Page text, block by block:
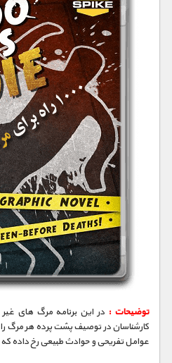
سرگرمی
شناخت کودکان
طبیعت
علم و فناوری
فرهنگ / هنر
کیهان / نجوم
گردشگری
ماورایی
مسابقات / ورزشی
مستند های اختصاصی
توضیحات : در این برنامه مرگ های
کارشناسان در توصیف پشت پرده هر مرگ
عوامل تفریحی و حوادث طبیعی رخ داده